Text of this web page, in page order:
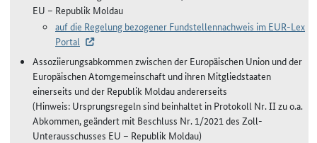
EU – Republik Moldau
auf die Regelung bezogener Fundstellennachweis im EUR-Lex
Portal
Assoziierungsabkommen zwischen der Europäischen Union und der
Europäischen Atomgemeinschaft und ihren Mitgliedstaaten
einerseits und der Republik Moldau andererseits
(Hinweis: Ursprungsregeln sind beinhaltet in Protokoll Nr. II zu o.a.
Abkommen, geändert mit Beschluss Nr. 1/2021 des Zoll-
Unterausschusses EU – Republik Moldau)